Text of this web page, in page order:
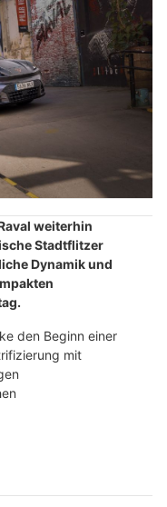
weiterhin
Stadtflitzer
Dynamik und
den Beginn einer
mit